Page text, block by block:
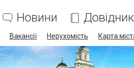
Новини Довідник
Вакансії Нерухомість Карта